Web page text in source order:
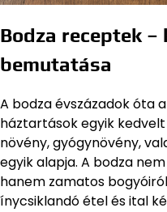
Bodza receptek –
bemutatása
A bodza évszázadok óta
háztartások egyik
növény, gyógynövény,
egyik alapja. A bodza
hanem zamatos
ínycsiklandó étel és ital